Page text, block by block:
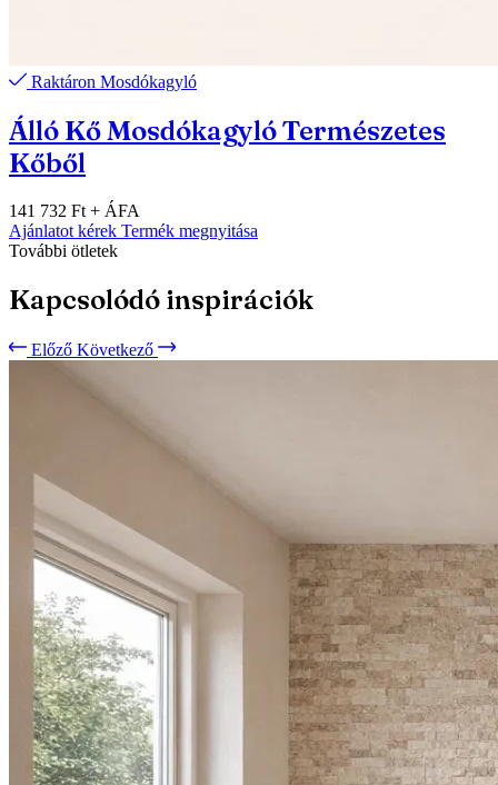
Raktáron Mosdókagyló
Álló Kő Mosdókagyló Természetes
Kőből
141 732 Ft + ÁFA
Ajánlatot kérek Termék megnyitása
További ötletek
Kapcsolódó inspirációk
Előző Következő